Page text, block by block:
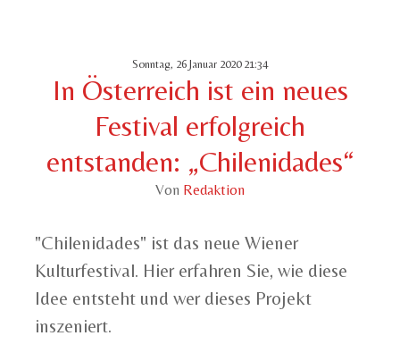
Sonntag, 26 Januar 2020 21:34
In Österreich ist ein neues
Festival erfolgreich
entstanden: „Chilenidades“
Von Redaktion
"Chilenidades" ist das neue Wiener
Kulturfestival. Hier erfahren Sie, wie diese
Idee entsteht und wer dieses Projekt
inszeniert.